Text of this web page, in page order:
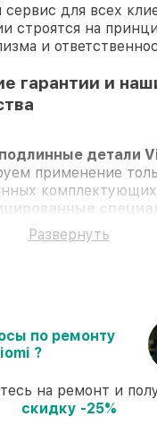
сервис для всех
строятся на
и
гарантии и
детали
применение
строгий отбор, что
качество
Viomi Robot Vacuum
гарантия
– все
услуги и
гарантийной
Развернуть
по ремонту
?
на ремонт и
скидку -25%